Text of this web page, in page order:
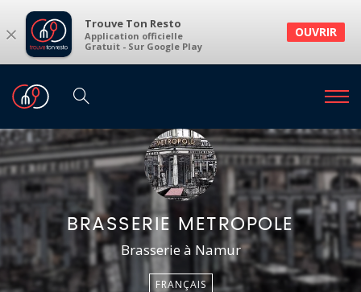
× Trouve Ton Resto
Application officielle
Gratuit - Sur Google Play
OUVRIR
BRASSERIE METROPOLE
Brasserie à Namur
FRANÇAIS